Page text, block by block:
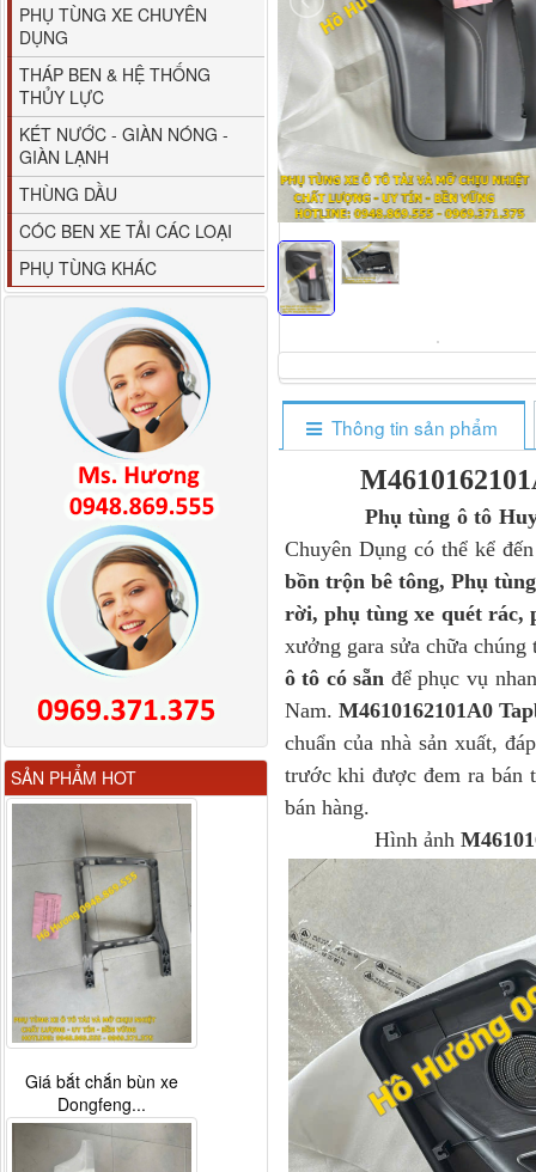
Thông tin sản phẩm
Phụ tùng ô tô
Chuyên Dụng có thể kể
bồn trộn bê tông, Phụ
rời, phụ tùng xe quét rác,
xưởng gara sửa chữa
ô tô có sẵn để phục vụ
Nam. M4610162101A0
chuẩn của nhà sản xuất,
trước khi được đem ra bán
bán hàng.
Hình ảnh
PHỤ TÙNG XE CHUYÊN
DỤNG
THÁP BEN & HỆ THỐNG
THỦY LỰC
KÉT NƯỚC - GIÀN NÓNG -
GIÀN LẠNH
THÙNG DẦU
CÓC BEN XE TẢI CÁC LOẠI
PHỤ TÙNG KHÁC
SẢN PHẨM HOT
80YHCB-60 Bơm xăng
dầu 60m3/h...
M4610162101A0 Tapbi
cửa Thaco...
Gương chiếu hậu FAW
JH6 có sấy...
Giá bắt chắn bùn xe
Dongfeng...